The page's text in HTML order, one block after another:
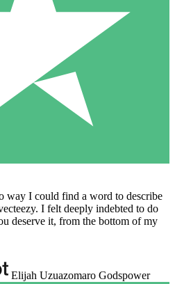
way I could find a word to describe
I felt deeply indebted to do
deserve it, from the bottom of my
Elijah Uzuazomaro Godspower